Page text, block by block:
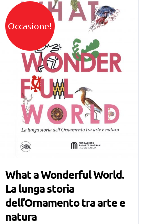
Occasione!
What a Wonderful World.
La lunga storia
dell’Ornamento tra arte e
natura